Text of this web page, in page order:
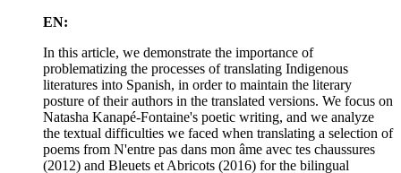
EN:
In this article, we demonstrate the importance of
problematizing the processes of translating Indigenous
literatures into Spanish, in order to maintain the literary
posture of their authors in the translated versions. We focus on
Natasha Kanapé-Fontaine's poetic writing, and we analyze
the textual difficulties we faced when translating a selection of
poems from N'entre pas dans mon âme avec tes chaussures
(2012) and Bleuets et Abricots (2016) for the bilingual